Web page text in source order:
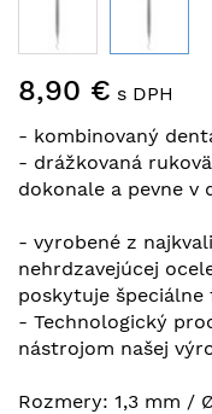
na
galérie
obrázkov
8,90 € s DPH
- kombinovaný
- drážkovaná
dokonale a pevne v
- vyrobené z
nehrdzavejúcej
poskytuje
- Technologický
nástrojom našej
Rozmery: 1,3 mm /